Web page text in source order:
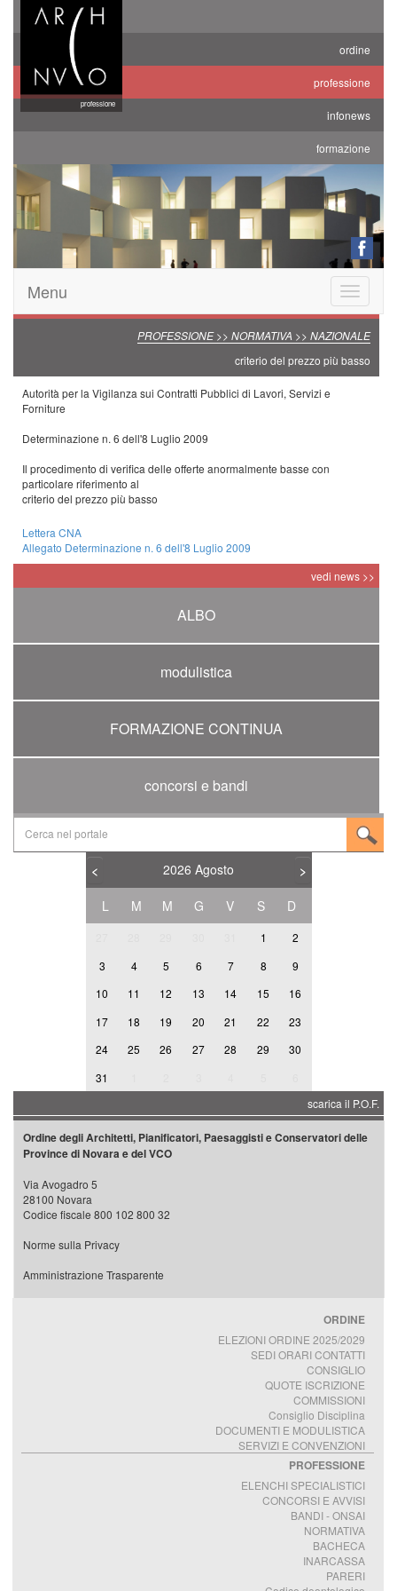
ordine
professione
infonews
formazione
professione
Toggle
Menu
PROFESSIONE >> NORMATIVA >> NAZIONALE
criterio del prezzo più basso
Autorità per la Vigilanza sui Contratti Pubblici di Lavori, Servizi e
Forniture
Determinazione n. 6 dell'8 Luglio 2009
Il procedimento di verifica delle offerte anormalmente basse con
particolare riferimento al
criterio del prezzo più basso
Lettera CNA
Allegato Determinazione n. 6 dell'8 Luglio 2009
vedi news >>
ALBO
modulistica
FORMAZIONE CONTINUA
concorsi e bandi
< 2026 Agosto
>
L
M M G V S D
1
2
3
4 5 6 7 8
9
10
11 12 13 14 15
16
17
18 19 20 21 22
23
24
25 26 27 28 29
30
31
scarica il P.O.F.
Ordine degli Architetti, Pianificatori, Paesaggisti e Conservatori delle
Province di Novara e del VCO
Via Avogadro 5
28100 Novara
Codice fiscale 800 102 800 32
Norme sulla Privacy
Amministrazione Trasparente
ORDINE
ELEZIONI ORDINE 2025/2029
SEDI ORARI CONTATTI
CONSIGLIO
QUOTE ISCRIZIONE
COMMISSIONI
Consiglio Disciplina
DOCUMENTI E MODULISTICA
SERVIZI E CONVENZIONI
PROFESSIONE
ELENCHI SPECIALISTICI
CONCORSI E AVVISI
BANDI - ONSAI
NORMATIVA
BACHECA
INARCASSA
PARERI